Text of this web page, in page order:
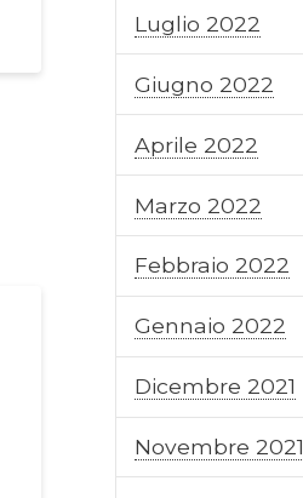
Luglio 2022
Giugno 2022
Aprile 2022
Marzo 2022
Febbraio 2022
Gennaio 2022
Dicembre 2021
Novembre 2021